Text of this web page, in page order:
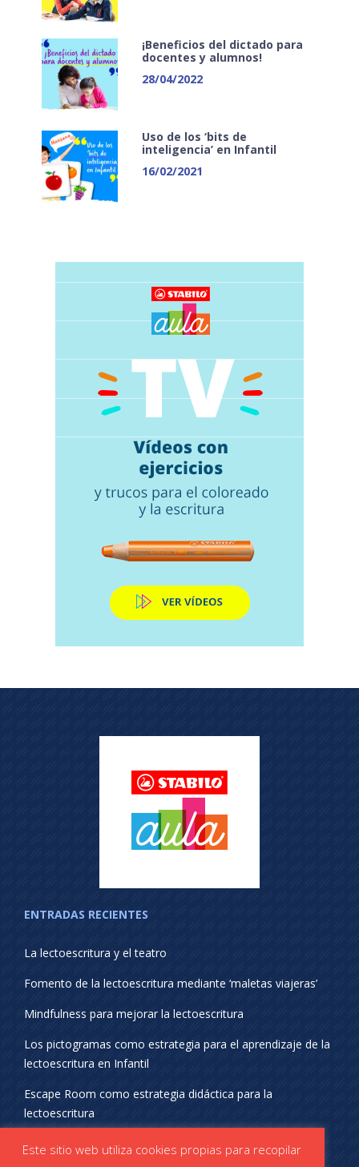
¡Beneficios del dictado para
docentes y alumnos!
28/04/2022
Uso de los ‘bits de
inteligencia’ en Infantil
16/02/2021
ENTRADAS RECIENTES
La lectoescritura y el teatro
Fomento de la lectoescritura mediante ‘maletas viajeras’
Mindfulness para mejorar la lectoescritura
Los pictogramas como estrategia para el aprendizaje de la
lectoescritura en Infantil
Escape Room como estrategia didáctica para la
lectoescritura
¡SÍGUENOS EN REDES SOCIALES!
Este sitio web utiliza cookies propias para recopilar